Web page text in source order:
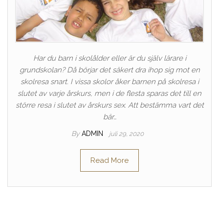
Har du barn i skolålder eller är du själv lärare i
grundskolan? Då börjar det säkert dra ihop sig mot en
skolresa snart. I vissa skolor åker barnen på skolresa i
slutet av varje årskurs, men i de flesta sparas det till en
större resa i slutet av årskurs sex. Att bestämma vart det
bär…
By ADMIN juli 29, 2020
Read More